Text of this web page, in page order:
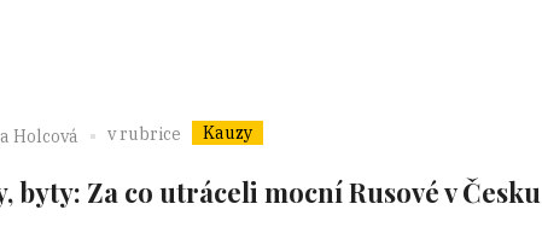
Holcová v rubrice Kauzy
byty: Za co utráceli mocní Rusové v Česku